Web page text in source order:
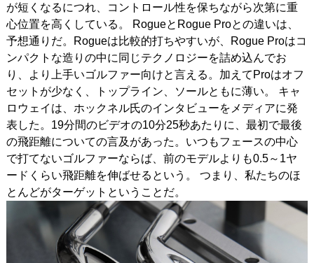
が短くなるにつれ、コントロール性を保ちながら次第に重
心位置を高くしている。 RogueとRogue Proとの違いは、
予想通りだ。Rogueは比較的打ちやすいが、Rogue Proはコ
ンパクトな造りの中に同じテクノロジーを詰め込んでお
り、より上手いゴルファー向けと言える。加えてProはオフ
セットが少なく、トップライン、ソールともに薄い。 キャ
ロウェイは、ホックネル氏のインタビューをメディアに発
表した。19分間のビデオの10分25秒あたりに、最初で最後
の飛距離についての言及があった。いつもフェースの中心
で打てないゴルファーならば、前のモデルよりも0.5～1ヤ
ードくらい飛距離を伸ばせるという。 つまり、私たちのほ
とんどがターゲットということだ。